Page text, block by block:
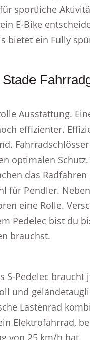
sportliche
E-Bike
bietet ein Fully
Ausstattung.
effizienter.
optimalen
das
für Pendler.
eine Rolle.
Pedelec bist du
brauchst.
S-Pedelec
und
Lastenrad
Elektrofahrrad,